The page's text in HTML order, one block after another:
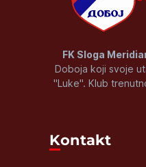
FK Sloga
Doboja koji svoje
"Luke". Klub
Kontakt